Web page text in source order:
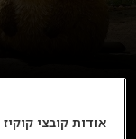
אודות קובצי קוקיז